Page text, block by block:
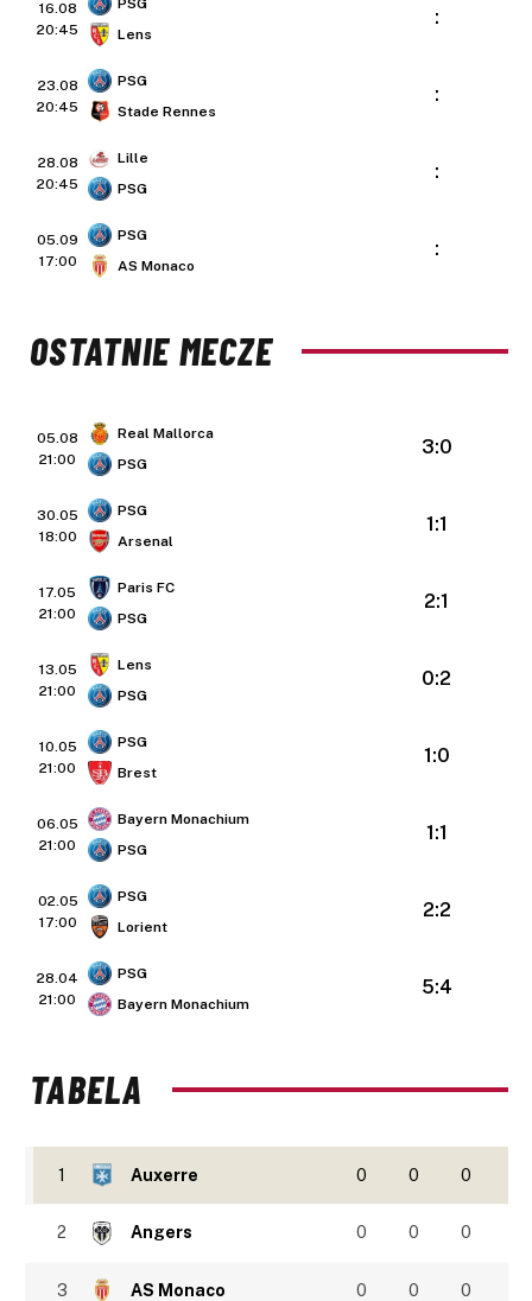
16.08
20:45
PSG
Lens
:
23.08
20:45
PSG
Stade Rennes
:
28.08
20:45
Lille
PSG
:
05.09
17:00
PSG
AS Monaco
:
OSTATNIE MECZE
05.08
21:00
Real Mallorca
PSG
3:0
30.05
18:00
PSG
Arsenal
1:1
17.05
21:00
Paris FC
PSG
2:1
13.05
21:00
Lens
PSG
0:2
10.05
21:00
PSG
Brest
1:0
06.05
21:00
Bayern Monachium
PSG
1:1
02.05
17:00
PSG
Lorient
2:2
28.04
21:00
PSG
Bayern Monachium
5:4
TABELA
1 Auxerre 0 0 0
2 Angers 0 0 0
3 AS Monaco 0 0 0